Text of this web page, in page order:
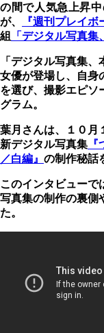
の間で人気急上昇
が、
『週刊プレイ
組
「デジタル写真集
「デジタル写真集
女優が登場し、自身
を選び、撮影エピソ
グラム。
葉月さんは、１０月
新デジタル写真集
／白編』 の制作秘話
このインタビューで
写真集の制作の裏側
た。